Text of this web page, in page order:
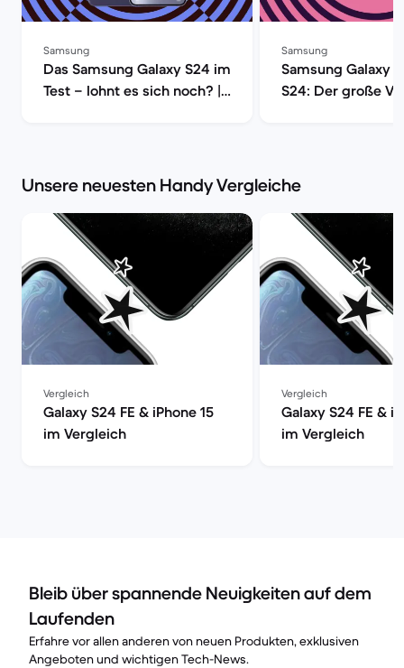
Samsung
Das Samsung Galaxy S24 im
Test – lohnt es sich noch? |
Samsung
Samsung Galaxy
S24: Der große
Unsere neuesten Handy Vergleiche
Vergleich
Galaxy S24 FE & iPhone 15
im Vergleich
Vergleich
Galaxy S24 FE &
im Vergleich
Bleib über spannende Neuigkeiten auf dem
Laufenden
Erfahre vor allen anderen von neuen Produkten, exklusiven
Angeboten und wichtigen Tech-News.